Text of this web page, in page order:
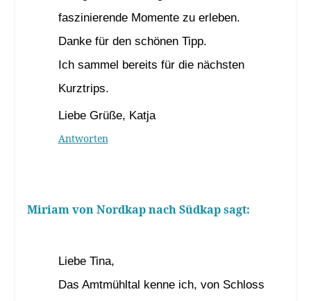
faszinierende Momente zu erleben.
Danke für den schönen Tipp.
Ich sammel bereits für die nächsten
Kurztrips.
Liebe Grüße, Katja
Antworten
Miriam von Nordkap nach Südkap sagt:
Liebe Tina,
Das Amtmühltal kenne ich, von Schloss